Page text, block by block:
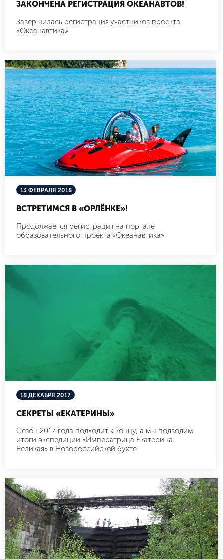
ЗАКОНЧЕНА РЕГИСТРАЦИЯ ОКЕАНАВТОВ!
Завершилась регистрация участников проекта
«Океанавтика»
13 ФЕВРАЛЯ 2018
ВСТРЕТИМСЯ В «ОРЛЁНКЕ»!
Продолжается регистрация на портале
образовательного проекта «Океанавтика»
18 ДЕКАБРЯ 2017
СЕКРЕТЫ «ЕКАТЕРИНЫ»
Сезон 2017 года подходит к концу, а мы подводим
итоги экспедиции «Императрица Екатерина
Великая» в Новороссийской бухте